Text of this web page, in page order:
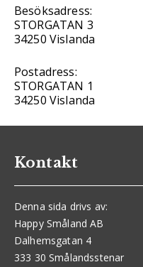
Besöksadress:
STORGATAN 3
34250 Vislanda
Postadress:
STORGATAN 1
34250 Vislanda
Kontakt
Denna sida drivs av:
Happy Småland AB
Dalhemsgatan 4
333 30 Smålandsstenar